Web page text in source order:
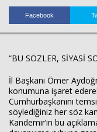
Facebook
“BU SÖZLER, SİYASİ
İl Başkanı Ömer
konumuna işaret
Cumhurbaşkanını
söylediğiniz her söz
Kandemir’in bu